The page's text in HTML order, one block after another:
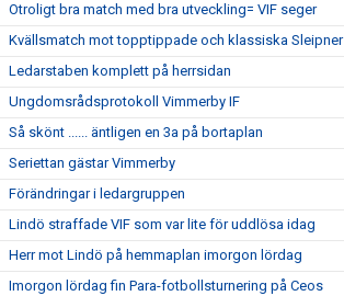
Otroligt bra match med bra utveckling= VIF seger
Kvällsmatch mot topptippade och klassiska Sleipner
Ledarstaben komplett på herrsidan
Ungdomsrådsprotokoll Vimmerby IF
Så skönt ...... äntligen en 3a på bortaplan
Seriettan gästar Vimmerby
Förändringar i ledargruppen
Lindö straffade VIF som var lite för uddlösa idag
Herr mot Lindö på hemmaplan imorgon lördag
Imorgon lördag fin Para-fotbollsturnering på Ceos